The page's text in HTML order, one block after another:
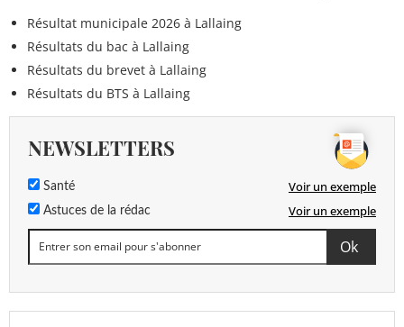
Résultat municipale 2026 à Lallaing
Résultats du bac à Lallaing
Résultats du brevet à Lallaing
Résultats du BTS à Lallaing
NEWSLETTERS
Santé Voir un exemple
Astuces de la rédac Voir un exemple